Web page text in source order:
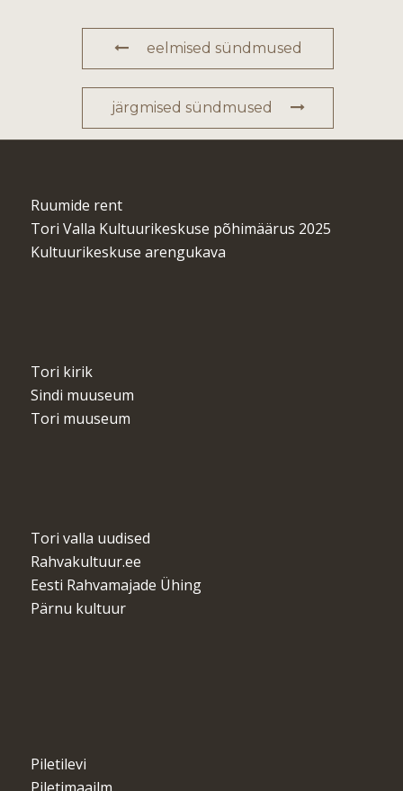
eelmised sündmused
järgmised sündmused
Ruumide rent
Tori Valla Kultuurikeskuse põhimäärus 2025
Kultuurikeskuse arengukava
Tori kirik
Sindi muuseum
Tori muuseum
Tori valla uudised
Rahvakultuur.ee
Eesti Rahvamajade Ühing
Pärnu kultuur
Piletilevi